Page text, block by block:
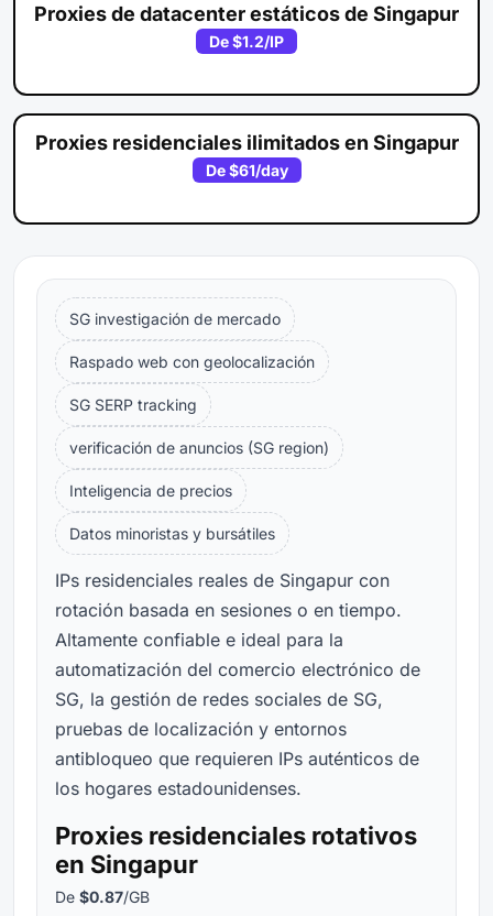
Proxies de datacenter estáticos de Singapur
De$1.2/IP
Proxies residenciales ilimitados en Singapur
De$61/day
SG investigación de mercado
Raspado web con geolocalización
SG SERP tracking
verificación de anuncios (SG region)
Inteligencia de precios
Datos minoristas y bursátiles
IPs residenciales reales de Singapur con
rotación basada en sesiones o en tiempo.
Altamente confiable e ideal para la
automatización del comercio electrónico de
SG, la gestión de redes sociales de SG,
pruebas de localización y entornos
antibloqueo que requieren IPs auténticos de
los hogares estadounidenses.
Proxies residenciales rotativos
en Singapur
De $0.87/GB